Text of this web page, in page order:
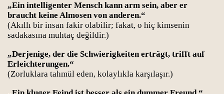
„Ein intelligenter Mensch kann arm sein, aber er
braucht keine Almosen von anderen.“
(Akıllı bir insan fakir olabilir; fakat, o hiç kimsenin
sadakasına muhtaç değildir.)
„Derjenige, der die Schwierigkeiten erträgt, trifft auf
Erleichterungen.“
(Zorluklara tahmül eden, kolaylıkla karşılaşır.)